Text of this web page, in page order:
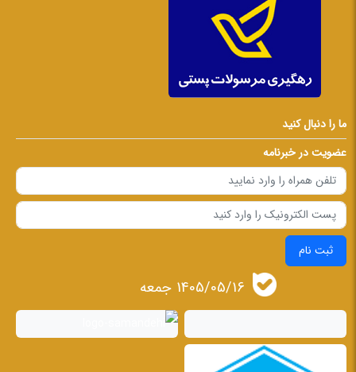
ما را دنبال کنید
عضویت در خبرنامه
ثبت نام
1405/05/16 جمعه